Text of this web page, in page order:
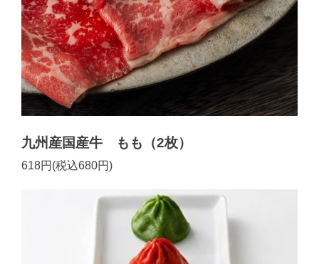
九州産国産牛 もも（2枚）
618円(税込680円)